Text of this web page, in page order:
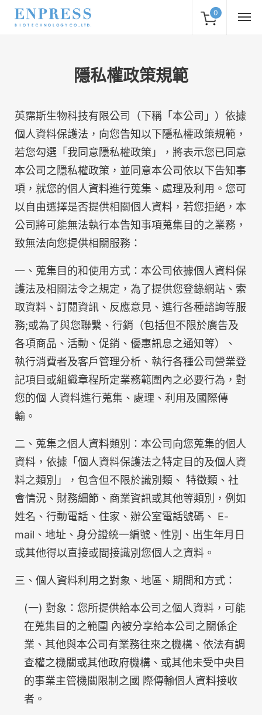
0
隱私權政策規範
英霈斯生物科技有限公司（下稱「本公司」）依據
個人資料保護法，向您告知以下隱私權政策規範，
若您勾選「我同意隱私權政策」，將表示您已同意
本公司之隱私權政策，並同意本公司依以下告知事
項，就您的個人資料進行蒐集、處理及利用。您可
以自由選擇是否提供相關個人資料，若您拒絕，本
公司將可能無法執行本告知事項蒐集目的之業務，
致無法向您提供相關服務：
一、蒐集目的和使用方式：本公司依據個人資料保
護法及相關法令之規定，為了提供您登錄網站、索
取資料、訂閱資訊、反應意見、進行各種諮詢等服
務;或為了與您聯繫、行銷（包括但不限於廣告及
各項商品、活動、促銷、優惠訊息之通知等）、
執行消費者及客戶管理分析、執行各種公司營業登
記項目或組織章程所定業務範圍內之必要行為，對
您的個 人資料進行蒐集、處理、利用及國際傳
輸。
二、蒐集之個人資料類別：本公司向您蒐集的個人
資料，依據「個人資料保護法之特定目的及個人資
料之類別」，包含但不限於識別類、 特徵類、社
會情況、財務細節、商業資訊或其他等類別，例如
姓名、行動電話、住家、辦公室電話號碼、 E-
mail、地址、身分證統一編號、性別、出生年月日
或其他得以直接或間接識別您個人之資料。
三、個人資料利用之對象、地區、期間和方式：
(一) 對象：您所提供給本公司之個人資料，可能
在蒐集目的之範圍 內被分享給本公司之關係企
業、其他與本公司有業務往來之機構、依法有調
查權之機關或其他政府機構、或其他未受中央目
的事業主管機關限制之國 際傳輸個人資料接收
者。